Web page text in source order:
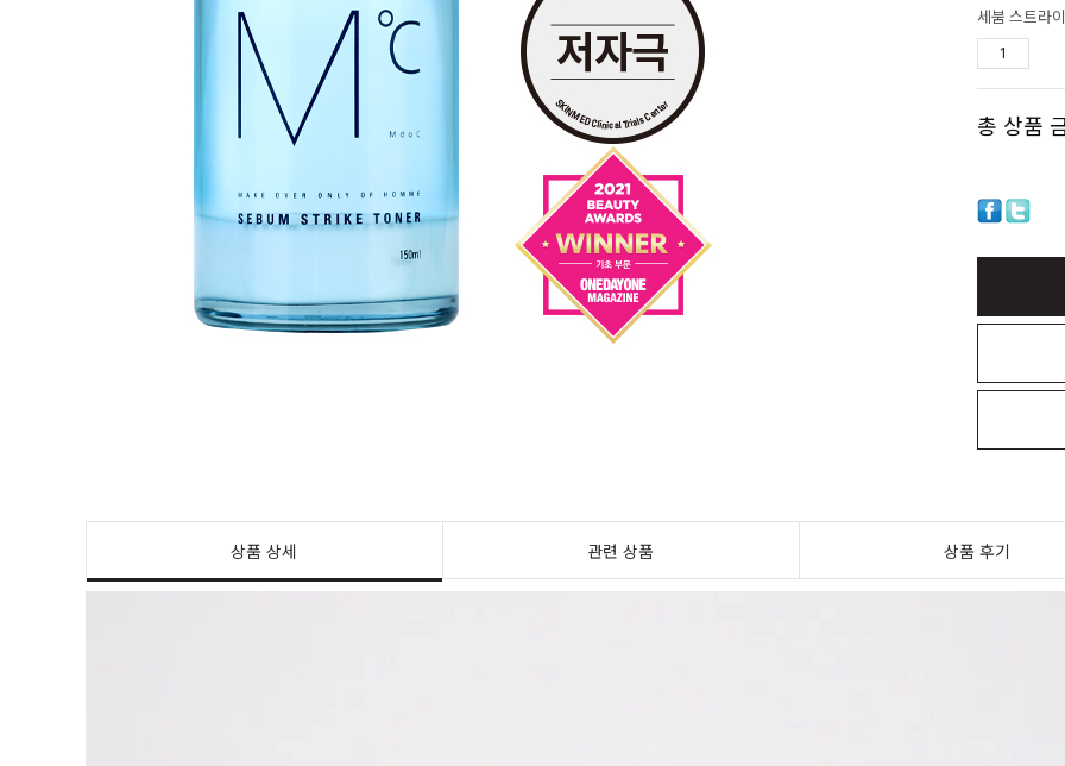
세붐 스트라
총 상품
상품 상세 관련 상품 상품 후기